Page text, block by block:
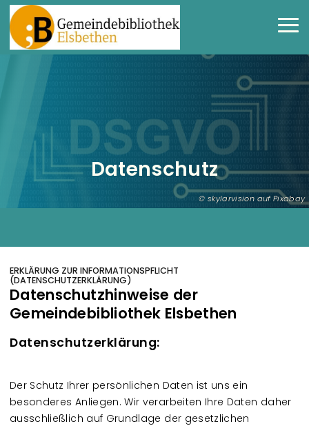
Direkt zum Inhalt
skylarvision auf Pixabay
Datenschutz
ERKLÄRUNG ZUR INFORMATIONSPFLICHT
(DATENSCHUTZERKLÄRUNG)
Datenschutzhinweise der
Gemeindebibliothek Elsbethen
Datenschutzerklärung:
Der Schutz Ihrer persönlichen Daten ist uns ein
besonderes Anliegen. Wir verarbeiten Ihre Daten daher
ausschließlich auf Grundlage der gesetzlichen